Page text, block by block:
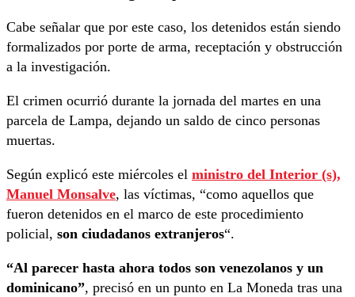
Cabe señalar que por este caso, los detenidos están siendo
formalizados por porte de arma, receptación y obstrucción
a la investigación.
El crimen ocurrió durante la jornada del martes en una
parcela de Lampa, dejando un saldo de cinco personas
muertas.
Según explicó este miércoles el ministro del Interior (s),
Manuel Monsalve, las víctimas, “como aquellos que
fueron detenidos en el marco de este procedimiento
policial, son ciudadanos extranjeros“.
“Al parecer hasta ahora todos son venezolanos y un
dominicano”, precisó en un punto en La Moneda tras una